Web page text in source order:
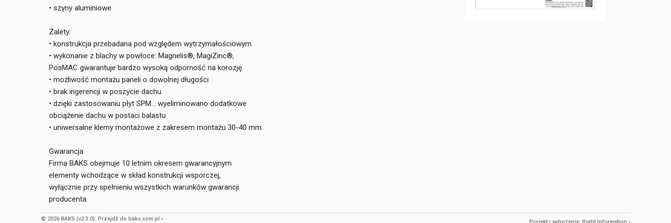
• szyny aluminiowe
Zalety:
• konstrukcja przebadana pod względem wytrzymałościowym
• wykonanie z blachy w powłoce: Magnelis®, MagiZinc®,
PosMAC gwarantuje bardzo wysoką odporność na korozję
• możliwość montażu paneli o dowolnej długości
• brak ingerencji w poszycie dachu
• dzięki zastosowaniu płyt SPM... wyeliminowano dodatkowe
obciążenie dachu w postaci balastu
• uniwersalne klemy montażowe z zakresem montażu 30-40 mm
Gwarancja
Firma BAKS obejmuje 10 letnim okresem gwarancyjnym
elementy wchodzące w skład konstrukcji wsporczej,
wyłącznie przy spełnieniu wszystkich warunków gwarancji
producenta.
© 2026 BAKS (v2.3.0). Przejdź do baks.com.pl